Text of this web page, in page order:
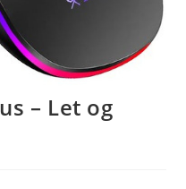
– Let og